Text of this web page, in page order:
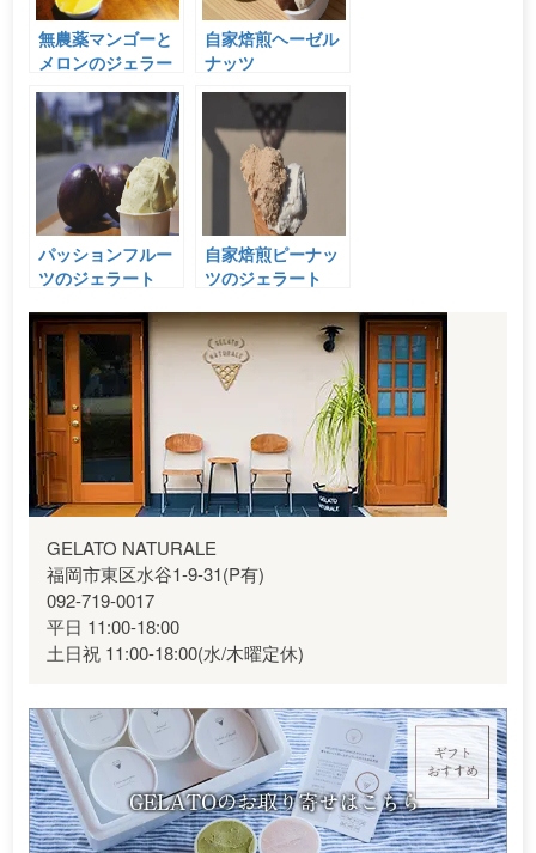
無農薬マンゴーと
メロンのジェラー
ト
自家焙煎ヘーゼル
ナッツ
パッションフルー
ツのジェラート
自家焙煎ピーナッ
ツのジェラート
GELATO NATURALE
福岡市東区水谷1-9-31(P有)
092-719-0017
平日 11:00-18:00
土日祝 11:00-18:00(水/木曜定休)